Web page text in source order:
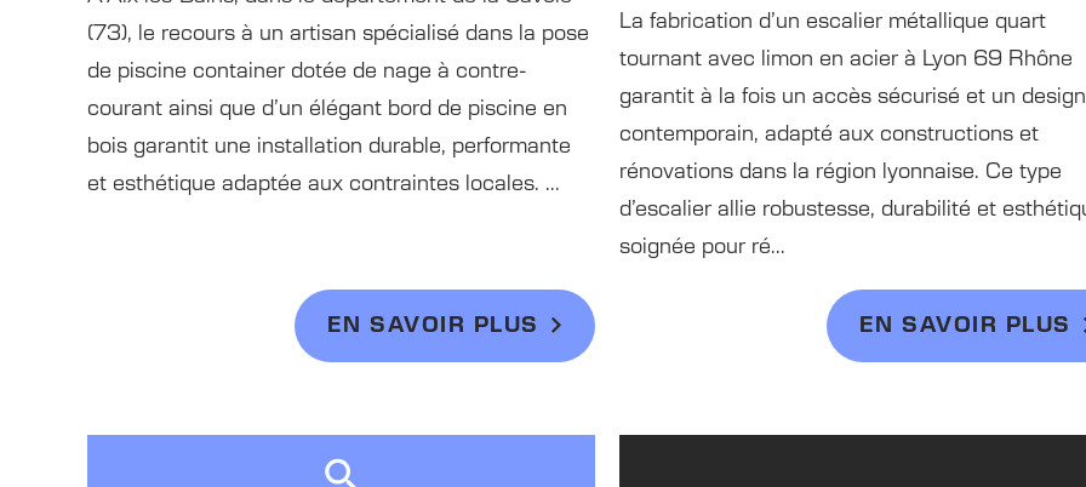
(73), le recours à un artisan spécialisé dans la pose
de piscine container dotée de nage à contre-
courant ainsi que d’un élégant bord de piscine en
bois garantit une installation durable, performante
et esthétique adaptée aux contraintes locales. ...
EN SAVOIR PLUS
La fabrication d’un escalier métallique quart
tournant avec limon en acier à Lyon 69 Rhône
garantit à la fois un accès sécurisé et un design
contemporain, adapté aux constructions et
rénovations dans la région lyonnaise. Ce type
d’escalier allie robustesse, durabilité et
soignée pour ré...
EN SAVOIR PLUS